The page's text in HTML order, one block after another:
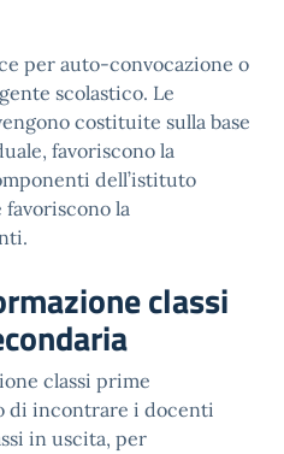
per auto-convocazione o
scolastico. Le
costituite sulla base
favoriscono la
dell’istituto
la
classi
classi prime
di incontrare i docenti
in uscita, per